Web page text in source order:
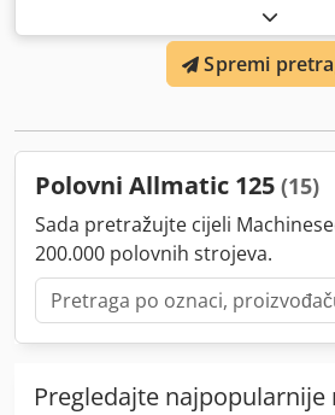
Spremi
Polovni Allmatic 125 (15)
Sada pretražujte cijeli
200.000 polovnih strojeva.
Pregledajte najpopularnije